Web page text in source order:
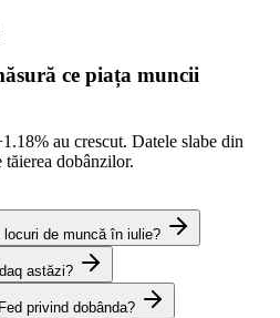
ce piața muncii
au crescut. Datele slabe din
dobânzilor.
de muncă în iulie?
astăzi?
privind dobânda?